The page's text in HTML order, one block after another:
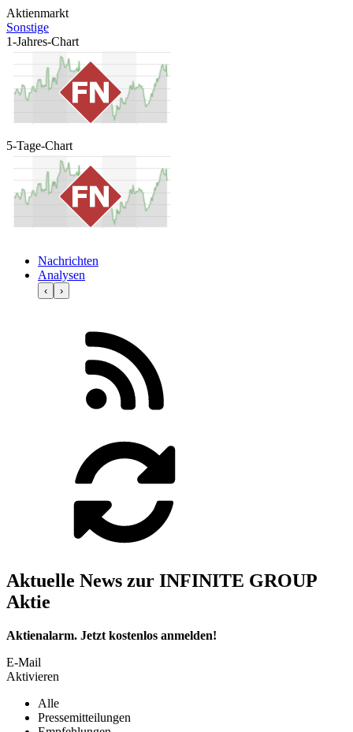
Aktienmarkt
Sonstige
1-Jahres-Chart
5-Tage-Chart
Nachrichten
Analysen
‹ ›
Aktuelle News zur INFINITE GROUP
Aktie
Aktienalarm. Jetzt kostenlos anmelden!
E-Mail
Aktivieren
Alle
Pressemitteilungen